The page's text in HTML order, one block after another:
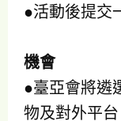
●活動後提交
機會
●臺亞會將遴
物及對外平台